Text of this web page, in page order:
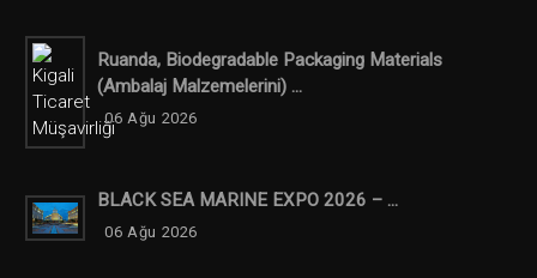
Ruanda, Biodegradable Packaging Materials
(ambalaj Malzemelerini) ...
06 Ağu 2026
BLACK SEA MARINE EXPO 2026 – ...
06 Ağu 2026